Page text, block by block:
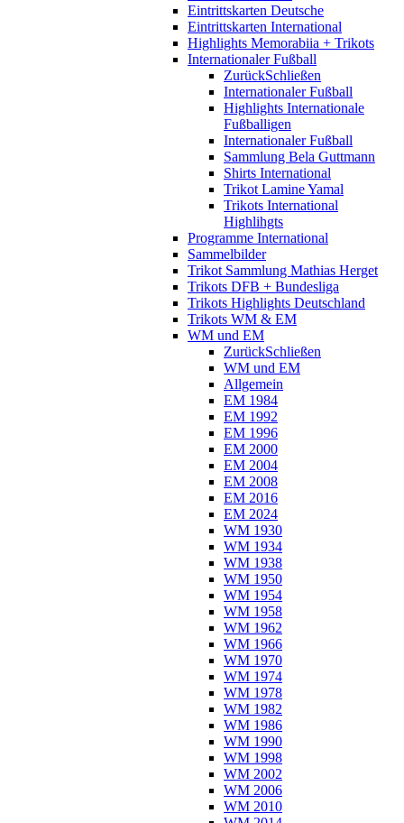
Eintrittskarten Deutsche
Eintrittskarten International
Highlights Memorabiia + Trikots
Internationaler Fußball
ZurückSchließen
Internationaler Fußball
Highlights Internationale
Fußballigen
Internationaler Fußball
Sammlung Bela Guttmann
Shirts International
Trikot Lamine Yamal
Trikots International
Highlihgts
Programme International
Sammelbilder
Trikot Sammlung Mathias Herget
Trikots DFB + Bundesliga
Trikots Highlights Deutschland
Trikots WM & EM
WM und EM
ZurückSchließen
WM und EM
Allgemein
EM 1984
EM 1992
EM 1996
EM 2000
EM 2004
EM 2008
EM 2016
EM 2024
WM 1930
WM 1934
WM 1938
WM 1950
WM 1954
WM 1958
WM 1962
WM 1966
WM 1970
WM 1974
WM 1978
WM 1982
WM 1986
WM 1990
WM 1998
WM 2002
WM 2006
WM 2010